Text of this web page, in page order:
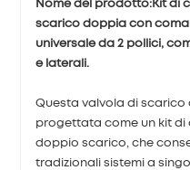
Nome del prodotto: Kit di
scarico doppia con
universale da 2 pollici,
e laterali.
Questa valvola di
progettata come un kit di
doppio scarico, che
tradizionali sistemi a